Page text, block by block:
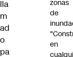
lla
m
ad
o
pa
zonas
de
en